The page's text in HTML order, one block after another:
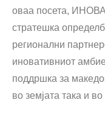
оваа посета, ИНОВА
стратешка
регионални
иновативниот
поддршка за
во земјата така и